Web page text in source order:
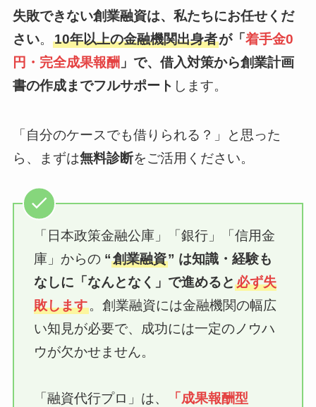
失敗できない創業融資は、私たちにお任せくだ
さい。 10年以上の金融機関出身者が「着手金0
円・完全成果報酬 」で、借入対策から創業計画
書の作成までフルサポート します。
「自分のケースでも借りられる？」と思った
ら、まずは無料診断をご活用ください。
「日本政策金融公庫」「銀行」「信用金
庫」からの “創業融資” は知識・経験も
なしに「なんとなく」で進めると必ず失
敗します。創業融資には金融機関の幅広
い知見が必要で、成功には一定のノウハ
ウが欠かせません。
「融資代行プロ」は、
「成果報酬型